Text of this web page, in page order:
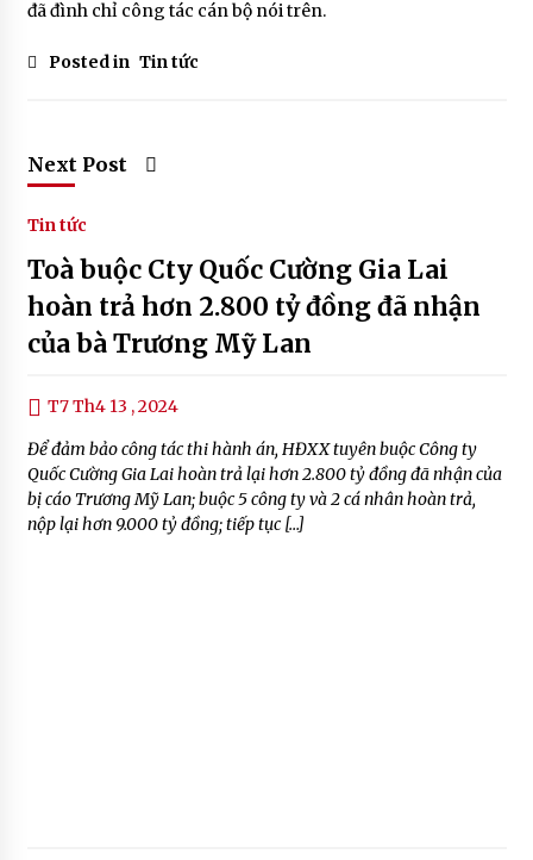
đã đình chỉ công tác cán bộ nói trên.
Posted in Tin tức
Next Post
Tin tức
Toà buộc Cty Quốc Cường Gia Lai
hoàn trả hơn 2.800 tỷ đồng đã nhận
của bà Trương Mỹ Lan
T7 Th4 13 , 2024
Để đảm bảo công tác thi hành án, HĐXX tuyên buộc Công ty
Quốc Cường Gia Lai hoàn trả lại hơn 2.800 tỷ đồng đã nhận của
bị cáo Trương Mỹ Lan; buộc 5 công ty và 2 cá nhân hoàn trả,
nộp lại hơn 9.000 tỷ đồng; tiếp tục […]